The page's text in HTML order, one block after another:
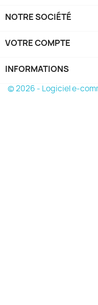
NOTRE SOCIÉTÉ
VOTRE COMPTE
INFORMATIONS
© 2026 - Logiciel e-